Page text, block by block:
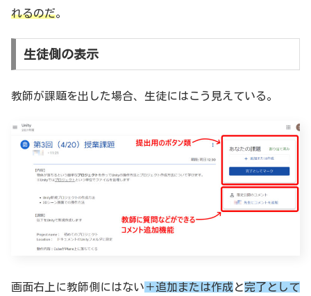
れるのだ。
生徒側の表示
教師が課題を出した場合、生徒にはこう見えている。
画面右上に教師側にはない ＋追加または作成 と完了として